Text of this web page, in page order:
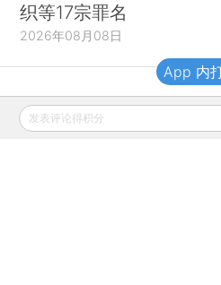
织等17宗罪名
2026年08月08日
财新移动
发表评论得积分
App 内